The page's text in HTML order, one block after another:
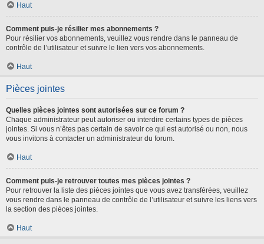
Haut
Comment puis-je résilier mes abonnements ?
Pour résilier vos abonnements, veuillez vous rendre dans le panneau de
contrôle de l’utilisateur et suivre le lien vers vos abonnements.
Haut
Pièces jointes
Quelles pièces jointes sont autorisées sur ce forum ?
Chaque administrateur peut autoriser ou interdire certains types de pièces
jointes. Si vous n’êtes pas certain de savoir ce qui est autorisé ou non, nous
vous invitons à contacter un administrateur du forum.
Haut
Comment puis-je retrouver toutes mes pièces jointes ?
Pour retrouver la liste des pièces jointes que vous avez transférées, veuillez
vous rendre dans le panneau de contrôle de l’utilisateur et suivre les liens vers
la section des pièces jointes.
Haut